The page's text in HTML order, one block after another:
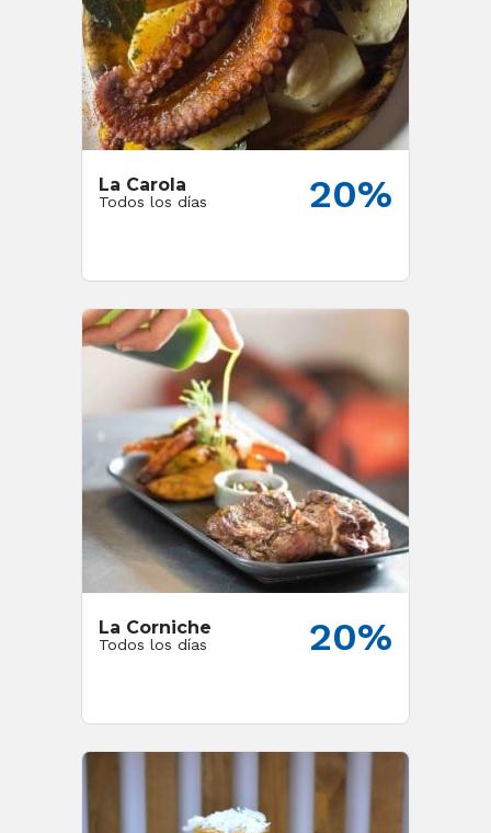
La Carola
Todos los días 20%
La Corniche
Todos los días 20%